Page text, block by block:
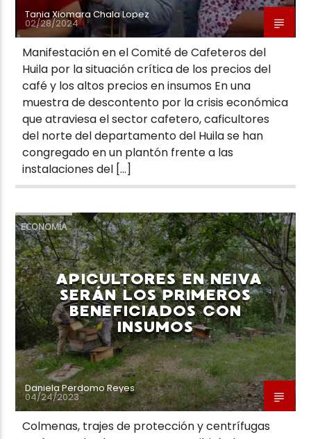
Tania Xiomara Chala Lopez
02/28/2024
Manifestación en el Comité de Cafeteros del
Huila por la situación crítica de los precios del
café y los altos precios en insumos En una
muestra de descontento por la crisis económica
que atraviesa el sector cafetero, caficultores
del norte del departamento del Huila se han
congregado en un plantón frente a las
instalaciones del […]
ECONOMÍA
APICULTORES EN NEIVA
SERÁN LOS PRIMEROS
BENEFICIADOS CON
INSUMOS
Daniela Perdomo Reyes
04/24/2023
Colmenas, trajes de protección y centrífugas